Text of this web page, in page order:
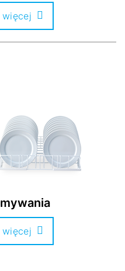
więcej
więcej